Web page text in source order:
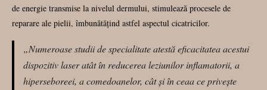
de energie transmise la nivelul dermului, stimulează procesele de
reparare ale pielii, îmbunătățind astfel aspectul cicatricilor.
„Numeroase studii de specialitate atestă eficacitatea acestui
dispozitiv laser atât în reducerea leziunilor inflamatorii, a
hiperseboreei, a comedoanelor, cât și în ceaa ce privește